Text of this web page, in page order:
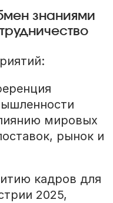
знаниями
мировых
рынок и
кадров для
2025,